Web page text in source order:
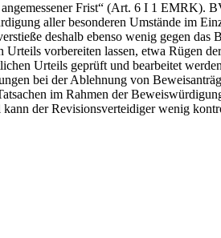
Frist“ (Art. 6 I 1 EMRK).
aller besonderen Umstände im
deshalb ebenso wenig gegen das
vorbereiten lassen, etwa Rügen
Urteils geprüft und bearbeitet
bei der Ablehnung von
im Rahmen der
der Revisionsverteidiger wenig